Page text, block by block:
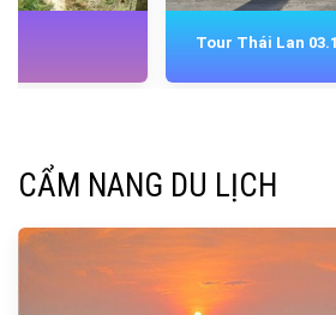
Tour Thái Lan 03.11 - 07.11.2022
CẨM NANG DU LỊCH